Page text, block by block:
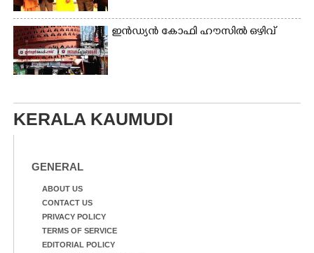
ഇൻഡ്യൻ കോഫി ഹൗസിൽ ഒഴിവ്
KERALA KAUMUDI
GENERAL
ABOUT US
CONTACT US
PRIVACY POLICY
TERMS OF SERVICE
EDITORIAL POLICY